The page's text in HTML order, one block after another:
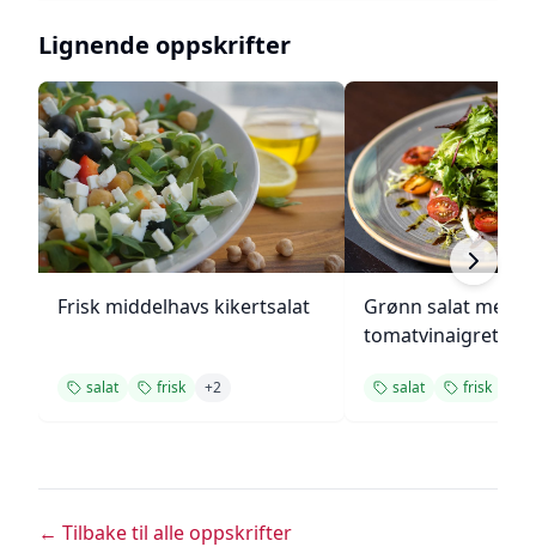
Lignende oppskrifter
Frisk middelhavs kikertsalat
salat frisk +2
Grønn salat med
tomatvinaigrette
salat frisk
← Tilbake til alle oppskrifter